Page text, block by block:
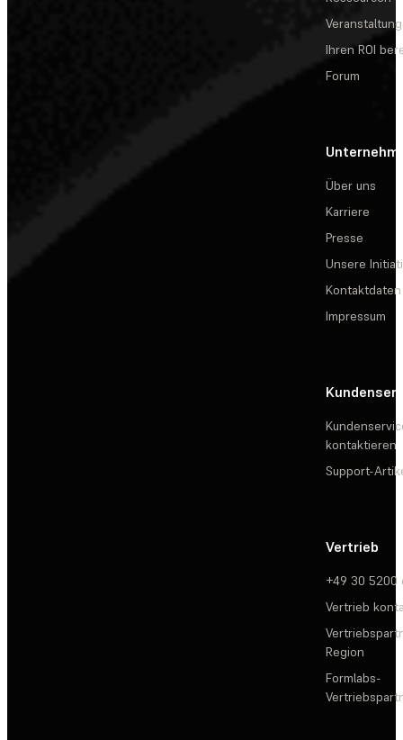
Ihren ROI
Forum
Über uns
Karriere
Presse
Unsere
Kontaktdaten
Impressum
kontaktieren
Support-
Vertrieb
+49 30 5200
Vertrieb
Region
Formlabs-